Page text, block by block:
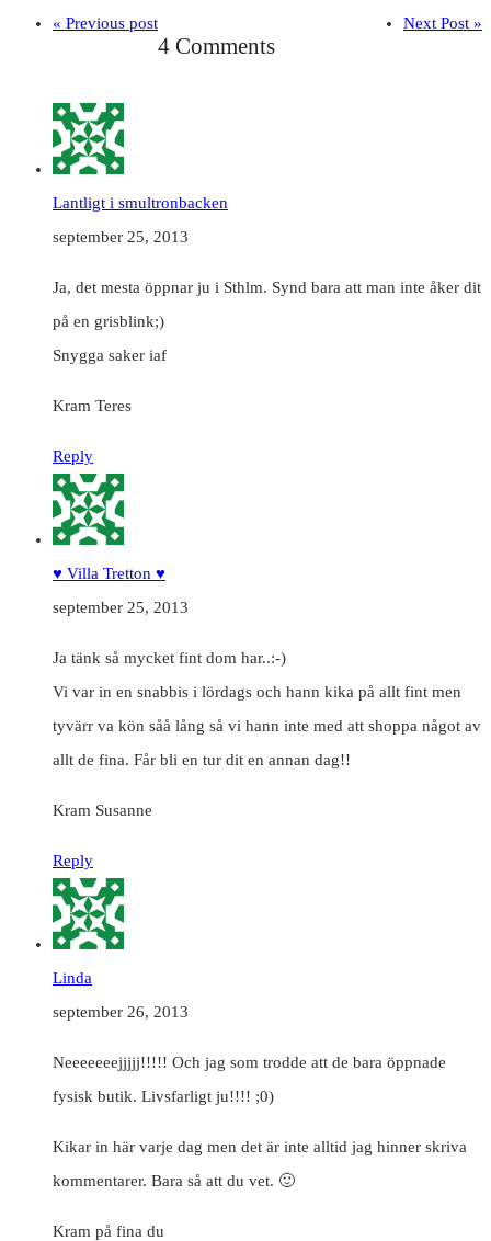
« Previous post Next Post »
4 Comments
Lantligt i smultronbacken
september 25, 2013
Ja, det mesta öppnar ju i Sthlm. Synd bara att man inte åker dit
på en grisblink;)
Snygga saker iaf
Kram Teres
Reply
♥ Villa Tretton ♥
september 25, 2013
Ja tänk så mycket fint dom har..:-)
Vi var in en snabbis i lördags och hann kika på allt fint men
tyvärr va kön såå lång så vi hann inte med att shoppa något av
allt de fina. Får bli en tur dit en annan dag!!
Kram Susanne
Reply
Linda
september 26, 2013
Neeeeeeejjjjj!!!!! Och jag som trodde att de bara öppnade
fysisk butik. Livsfarligt ju!!!! ;0)
Kikar in här varje dag men det är inte alltid jag hinner skriva
kommentarer. Bara så att du vet. 🙂
Kram på fina du